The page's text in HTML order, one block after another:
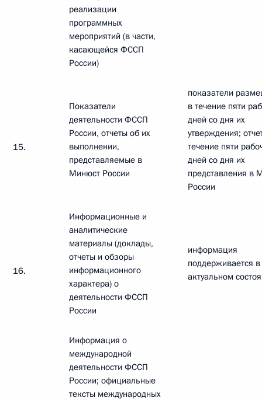
реализации
программных
мероприятий (в части,
касающейся ФССП
России)
15.
Показатели
деятельности ФССП
России, отчеты об их
выполнении,
представляемые в
Минюст России
показатели
в течение пяти
дней со дня их
утверждения;
течение пяти
дней со дня их
представления в
России
16.
Информационные и
аналитические
материалы (доклады,
отчеты и обзоры
информационного
характера) о
деятельности ФССП
России
информация
поддерживается в
актуальном
Информация о
международной
деятельности ФССП
России; официальные
тексты международных